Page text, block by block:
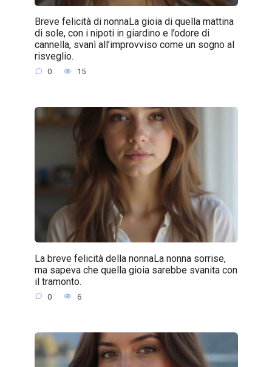
Breve felicità di nonnaLa gioia di quella mattina
di sole, con i nipoti in giardino e l’odore di
cannella, svanì all’improvviso come un sogno al
risveglio.
0 15
La breve felicità della nonnaLa nonna sorrise,
ma sapeva che quella gioia sarebbe svanita con
il tramonto.
0 6